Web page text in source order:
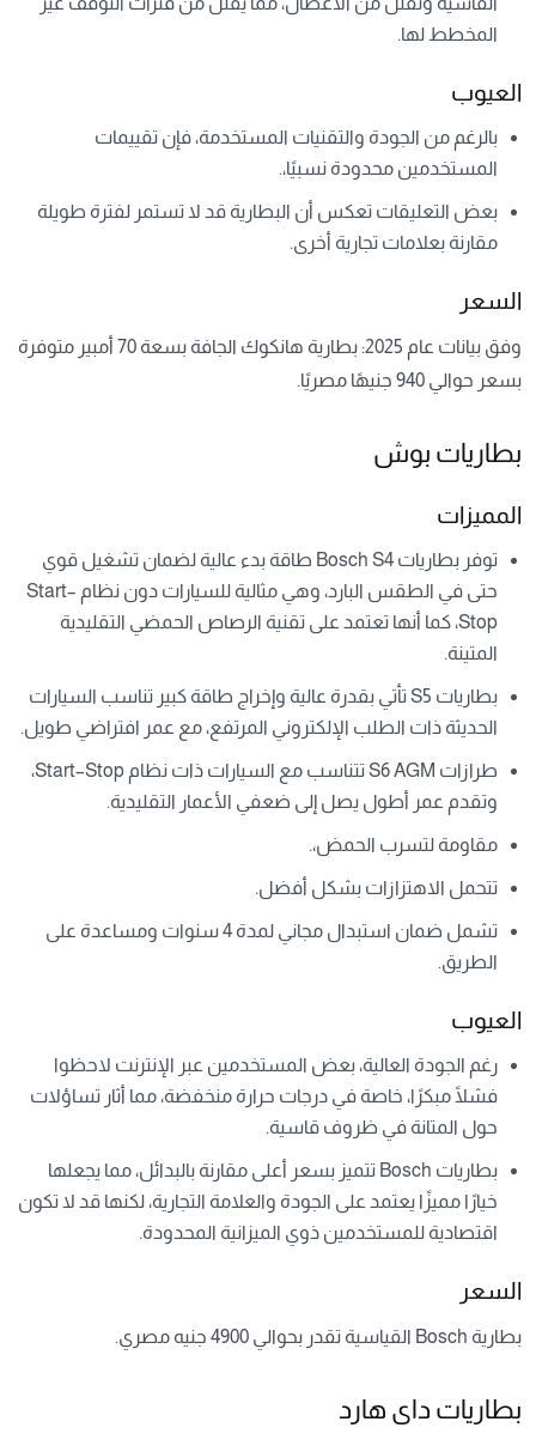
المخطط لها.
العيوب
بالرغم من الجودة والتقنيات المستخدمة، فإن تقييمات
المستخدمين محدودة نسبيًا،.
بعض التعليقات تعكس أن البطارية قد لا تستمر لفترة طويلة
مقارنة بعلامات تجارية أخرى.
السعر
وفق بيانات عام 2025: بطارية هانكوك الجافة بسعة 70 أمبير متوفرة
بسعر حوالي 940 جنيهًا مصريًا.
بطاريات بوش
المميزات
توفر بطاريات Bosch S4 طاقة بدء عالية لضمان تشغيل قوي
حتى في الطقس البارد، وهي مثالية للسيارات دون نظام Start–
Stop، كما أنها تعتمد على تقنية الرصاص الحمضي التقليدية
المتينة.
بطاريات S5 تأتي بقدرة عالية وإخراج طاقة كبير تناسب السيارات
الحديثة ذات الطلب الإلكتروني المرتفع، مع عمر افتراضي طويل.
طرازات S6 AGM تتناسب مع السيارات ذات نظام Start–Stop،
وتقدم عمر أطول يصل إلى ضعفي الأعمار التقليدية.
مقاومة لتسرب الحمض،.
تتحمل الاهتزازات بشكل أفضل.
تشمل ضمان استبدال مجاني لمدة 4 سنوات ومساعدة على
الطريق.
العيوب
رغم الجودة العالية، بعض المستخدمين عبر الإنترنت لاحظوا
فشلًا مبكرًا، خاصة في درجات حرارة منخفضة، مما أثار تساؤلات
حول المتانة في ظروف قاسية.
بطاريات Bosch تتميز بسعر أعلى مقارنة بالبدائل، مما يجعلها
خيارًا مميزًا يعتمد على الجودة والعلامة التجارية، لكنها قد لا تكون
اقتصادية للمستخدمين ذوي الميزانية المحدودة.
السعر
بطارية Bosch القياسية تقدر بحوالي 4900 جنيه مصري.
بطاريات داى هارد